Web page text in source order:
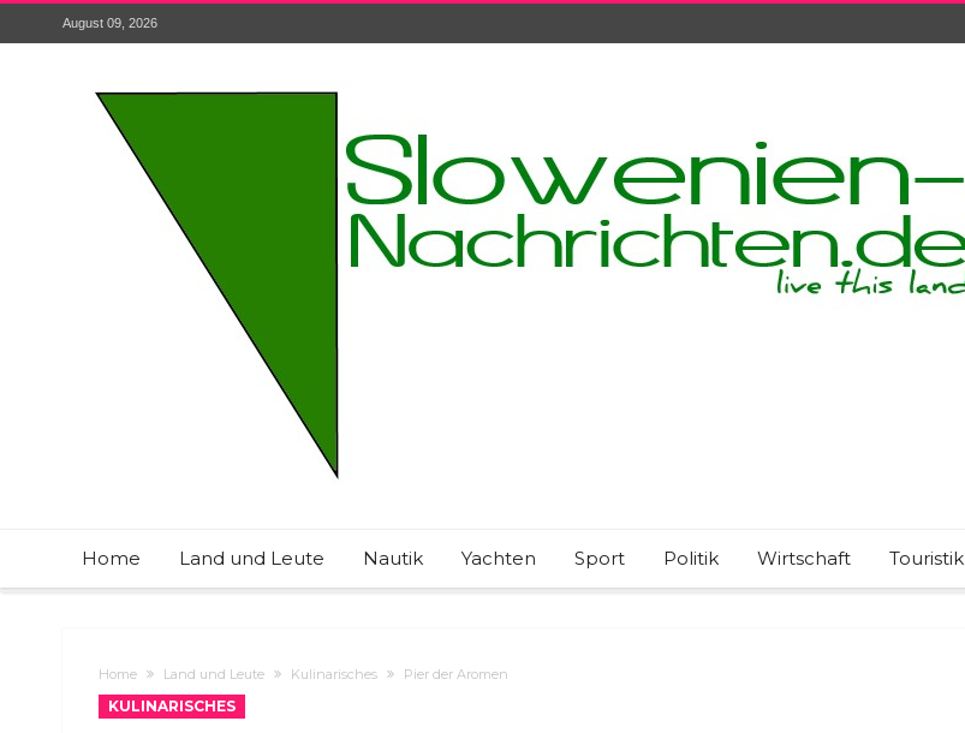
August 09, 2026
Home Land und Leute Nautik Yachten Sport Politik Wirtschaft Touristik
Home Land und Leute Kulinarisches Pier der Aromen
KULINARISCHES